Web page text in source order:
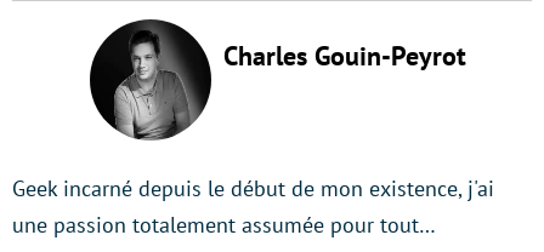
Charles Gouin-Peyrot
Geek incarné depuis le début de mon existence, j'ai
une passion totalement assumée pour tout…